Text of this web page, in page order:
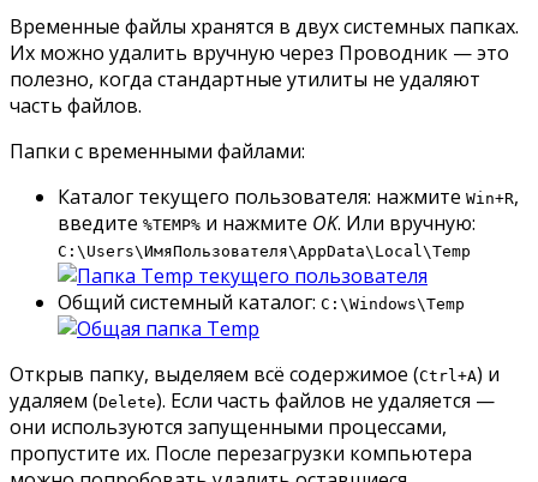
Временные файлы хранятся в двух системных папках.
Их можно удалить вручную через Проводник — это
полезно, когда стандартные утилиты не удаляют
часть файлов.
Папки с временными файлами:
Каталог текущего пользователя: нажмите Win+R,
введите %TEMP% и нажмите OK. Или вручную:
C:\Users\ИмяПользователя\AppData\Local\Temp
Общий системный каталог: C:\Windows\Temp
Открыв папку, выделяем всё содержимое (Ctrl+A) и
удаляем (Delete). Если часть файлов не удаляется —
они используются запущенными процессами,
пропустите их. После перезагрузки компьютера